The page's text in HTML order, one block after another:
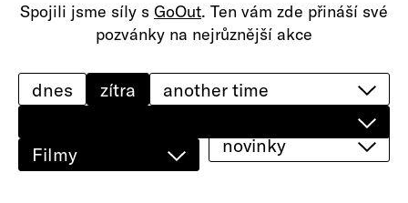
TV program
edu
Spojili jsme síly s GoOut. Ten vám zde přináší své
pozvánky na nejrůznější akce
Filmy
dnes zítra
novinky